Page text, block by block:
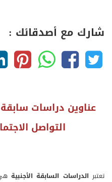
شارك مع أصدقائك :
عناوين دراسات
التواصل
تعتبر الدراسات السابقة الأجنبيةهي